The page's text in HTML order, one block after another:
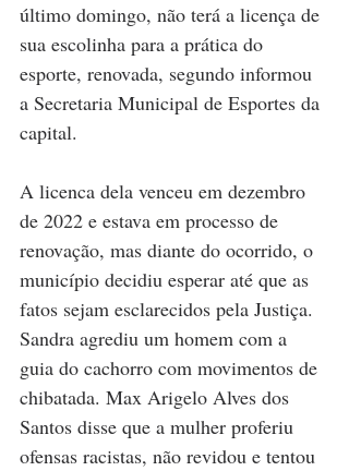
último domingo, não terá a licença de
sua escolinha para a prática do
esporte, renovada, segundo informou
a Secretaria Municipal de Esportes da
capital.
A licenca dela venceu em dezembro
de 2022 e estava em processo de
renovação, mas diante do ocorrido, o
município decidiu esperar até que as
fatos sejam esclarecidos pela Justiça.
Sandra agrediu um homem com a
guia do cachorro com movimentos de
chibatada. Max Arigelo Alves dos
Santos disse que a mulher proferiu
ofensas racistas, não revidou e tentou